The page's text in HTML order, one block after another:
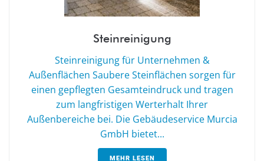
Steinreinigung
Steinreinigung für Unternehmen &
Außenflächen Saubere Steinflächen sorgen für
einen gepflegten Gesamteindruck und tragen
zum langfristigen Werterhalt Ihrer
Außenbereiche bei. Die Gebäudeservice Murcia
GmbH bietet...
MEHR LESEN